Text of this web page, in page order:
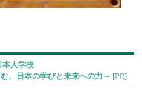
人学校
、日本の学びと未来への力～ [PR]